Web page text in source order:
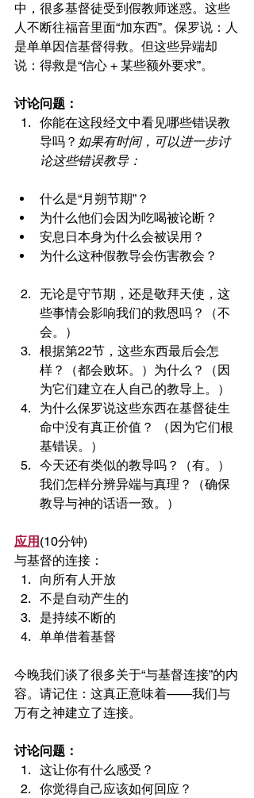
中，很多基督徒受到假教师迷惑。这些
人不断往福音里面“加东西”。保罗说：人
是单单因信基督得救。但这些异端却
说：得救是“信心 + 某些额外要求”。
讨论问题：
你能在这段经文中看见哪些错误教
导吗？ 如果有时间，可以进一步讨
论这些错误教导：
什么是“月朔节期”？
为什么他们会因为吃喝被论断？
安息日本身为什么会被误用？
为什么这种假教导会伤害教会？
无论是守节期，还是敬拜天使，这
些事情会影响我们的救恩吗？（不
会。）
根据第22节，这些东西最后会怎
样？（都会败坏。）为什么？（因
为它们建立在人自己的教导上。）
为什么保罗说这些东西在基督徒生
命中没有真正价值？ （因为它们根
基错误。）
今天还有类似的教导吗？（有。）
我们怎样分辨异端与真理？（确保
教导与神的话语一致。）
应用 (10分钟)
与基督的连接：
向所有人开放
不是自动产生的
是持续不断的
单单借着基督
今晚我们谈了很多关于“与基督连接”的内
容。请记住：这真正意味着——我们与
万有之神建立了连接。
讨论问题：
这让你有什么感受？
你觉得自己应该如何回应？